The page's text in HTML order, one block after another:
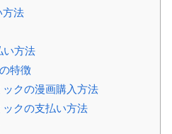
方法
い方法
特徴
クの漫画購入方法
クの支払い方法